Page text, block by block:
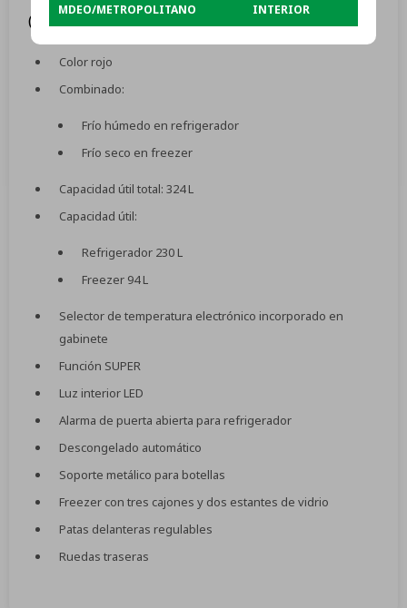
Características:
Color rojo
Combinado:
Frío húmedo en refrigerador
Frío seco en freezer
Capacidad útil total: 324 L
Capacidad útil:
Refrigerador 230 L
Freezer 94 L
Selector de temperatura electrónico incorporado en
gabinete
Función SUPER
Luz interior LED
Alarma de puerta abierta para refrigerador
Descongelado automático
Soporte metálico para botellas
Freezer con tres cajones y dos estantes de vidrio
Patas delanteras regulables
Ruedas traseras
MDEO/METROPOLITANO INTERIOR